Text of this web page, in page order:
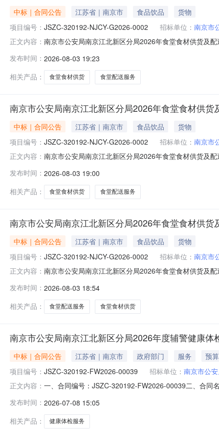
中标｜合同公告 江苏省｜南京市 食品饮品
货物
项目编号： JSZC-320192-NJCY-G2026-0002 招标单位： 南京市
正文内容： 南京市公安局南京江北新区分局2026年食堂食材供货及
年食堂食材供货及配送服务合同签订日期2026-03-26采
发布时间： 2026-08-03 19:23
相关产品：
食堂食材供货 食堂配送服务
南京市公安局南京江北新区分局2026年食堂食材供货
中标｜合同公告 江苏省｜南京市 食品饮品
货物
项目编号： JSZC-320192-NJCY-G2026-0002 招标单位： 南京市
正文内容： 南京市公安局南京江北新区分局2026年食堂食材供货及
年食堂食材供货及配送服务合同签订日期2026-03-26采
发布时间： 2026-08-03 19:00
相关产品：
食堂食材供货 食堂配送服务
南京市公安局南京江北新区分局2026年食堂食材供货
中标｜合同公告 江苏省｜南京市 食品饮品
货物
项目编号： JSZC-320192-NJCY-G2026-0002 招标单位： 南京市
正文内容： 南京市公安局南京江北新区分局2026年食堂食材供货及
年食堂食材供货及配送服务合同签订日期2026-03-26采
发布时间： 2026-08-03 18:54
相关产品：
食堂配送服务 食堂食材供货
南京市公安局南京江北新区分局2026年度辅警健康体
中标｜合同公告 江苏省｜南京市 政府部门 服务
预
项目编号： JSZC-320192-FW2026-00039 招标单位： 南京市公
正文内容： 一、合同编号：JSZC-320192-FW2026-00039二、合同
附属中大医院联系方式：18013881321六、合同主体信
发布时间： 2026-07-08 15:05
相关产品：
健康体检服务